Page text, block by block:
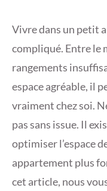
Vivre dans un petit
compliqué. Entre le
rangements
espace agréable, il
vraiment chez soi.
pas sans issue. Il
optimiser l’espace
appartement plus
cet article, nous